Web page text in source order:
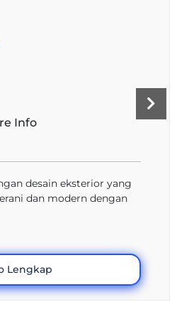
Info
desain eksterior yang
dan modern dengan
Lengkap